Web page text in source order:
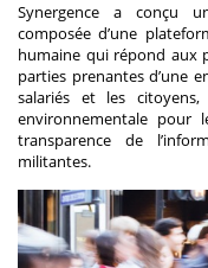
Synergence a conçu
composée d’une
humaine qui répond aux
parties prenantes d’une
salariés et les
environnementale pour
transparence de
militantes.